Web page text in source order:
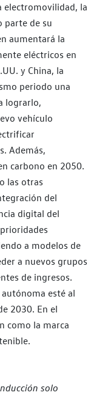
electromovilidad, la
parte de su
aumentará la
eléctricos en
y China, la
periodo una
lograrlo,
vehículo
Además,
carbono en 2050.
las otras
del
digital del
a modelos de
a nuevos grupos
de ingresos.
esté al
2030. En el
como la marca
solo